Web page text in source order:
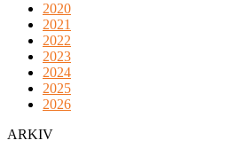
2020
2021
2022
2023
2024
2025
2026
ARKIV